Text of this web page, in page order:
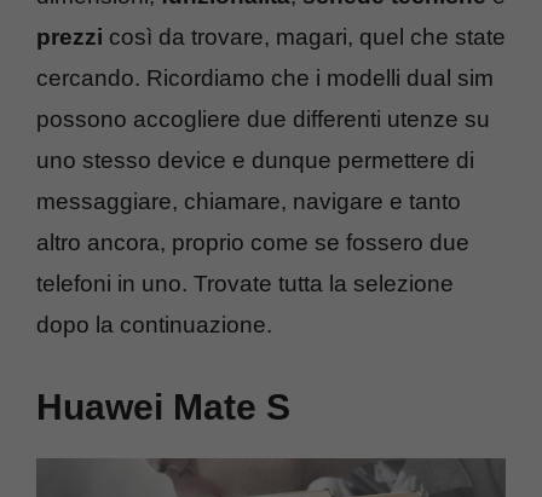
prezzi così da trovare, magari, quel che state
cercando. Ricordiamo che i modelli dual sim
possono accogliere due differenti utenze su
uno stesso device e dunque permettere di
messaggiare, chiamare, navigare e tanto
altro ancora, proprio come se fossero due
telefoni in uno. Trovate tutta la selezione
dopo la continuazione.
Huawei Mate S